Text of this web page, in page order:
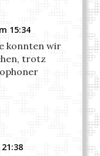
15:34
konnten wir
trotz